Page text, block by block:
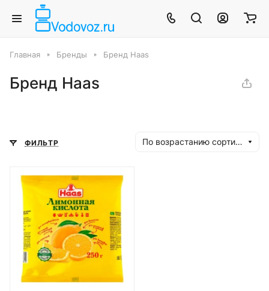
Главная Бренды Бренд Haas
Бренд Haas
ФИЛЬТР По возрастанию сортировки